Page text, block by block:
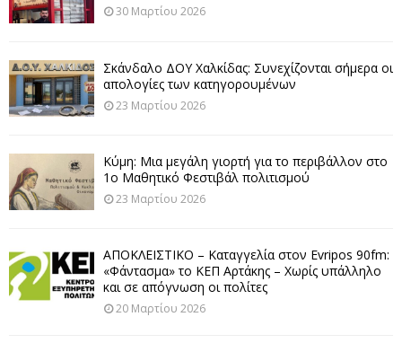
30 Μαρτίου 2026
Σκάνδαλο ΔΟΥ Χαλκίδας: Συνεχίζονται σήμερα οι
απολογίες των κατηγορουμένων
23 Μαρτίου 2026
Κύμη: Μια μεγάλη γιορτή για το περιβάλλον στο
1ο Μαθητικό Φεστιβάλ πολιτισμού
23 Μαρτίου 2026
ΑΠΟΚΛΕΙΣΤΙΚΟ – Καταγγελία στον Evripos 90fm:
«Φάντασμα» το ΚΕΠ Αρτάκης – Χωρίς υπάλληλο
και σε απόγνωση οι πολίτες
20 Μαρτίου 2026